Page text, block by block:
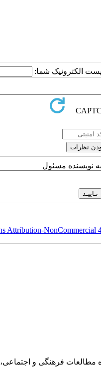
پست الکترونیک شما:
نویسنده مسئول
Attribution-NonCommercial